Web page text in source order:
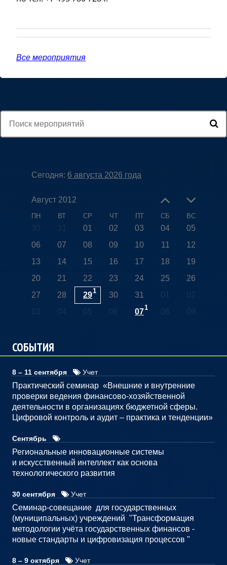
Все мероприятия
Сегодня: 6 августа 2026 года
Август 2012
ПН ВТ СР ЧТ ПТ СБ ВС
30 31 01 02 03 04
05
06
07 08 09 10 11
12
13
14 15 16 17 18
19
20
21 22 23 24 25
26
27
28 291 30 31 01
02
03
04 05 06 071 08 09
СОБЫТИЯ
8 – 11 сентября Учет
Практический семинар «Внешние и внутренние
проверки ведения финансово-хозяйственной
деятельности в организациях бюджетной сферы.
Цифровой контроль и аудит – практика и тенденции»
Сентябрь
Региональные инновационные системы
и искусственный интеллект как основа
технологического развития
30 сентября Учет
Семинар-совещание для государственных
(муниципальных) учреждений "Трансформация
методологии учёта государственных финансов -
новые стандарты и цифровизация процессов "
8 – 9 октября Учет